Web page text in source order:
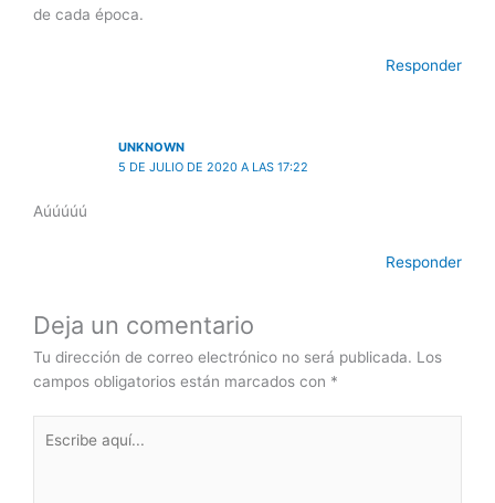
de cada época.
Responder
UNKNOWN
5 DE JULIO DE 2020 A LAS 17:22
Aúúúúú
Responder
Deja un comentario
Tu dirección de correo electrónico no será publicada. Los
campos obligatorios están marcados con *
aquí...